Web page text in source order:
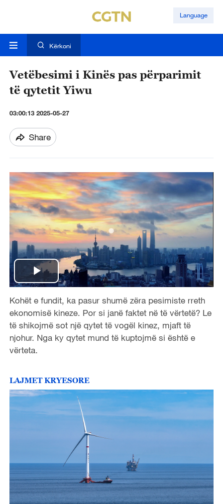
Language
Kërkoni
Vetëbesimi i Kinës pas përparimit
të qytetit Yiwu
03:00:13 2025-05-27
Share
P
l
a
y
i
d
o
Kohët e fundit, ka pasur shumë zëra pesimiste rreth
ekonomisë kineze. Por si janë faktet në të vërtetë? Le
të shikojmë sot një qytet të vogël kinez, mjaft të
njohur. Nga ky qytet mund të kuptojmë si është e
vërteta.
LAJMET KRYESORE